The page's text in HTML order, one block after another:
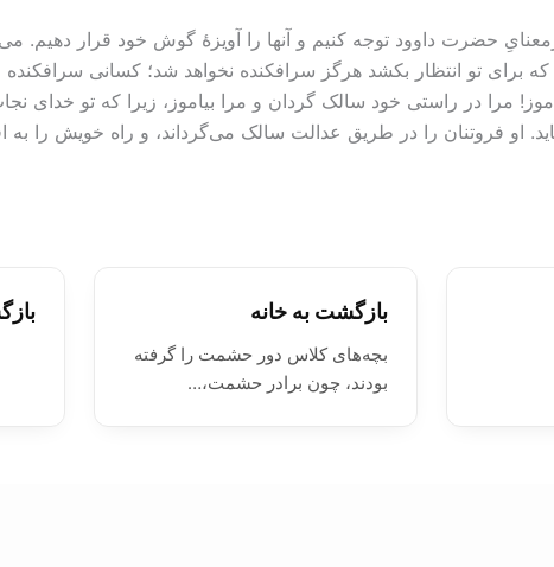
حضرت داوود توجه کنیم و آنها را آویزۀ گوش خود قرار
برای تو انتظار بکشد هرگز سرافکنده نخواهد شد؛ کسانی
مرا در راستی خود سالک گردان و مرا بیاموز، زیرا که تو
فروتنان را در طریق عدالت سالک می‌گرداند، و راه خویش را به افتادگان
بازگشت به خانه
بچه‌های كلاس دور حشمت را گرفته
بودند، چون برادر حشمت،…